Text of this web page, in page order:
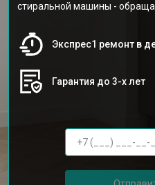
стиральной машины -
Экспрес1 ремонт в
Гарантия до 3-х лет